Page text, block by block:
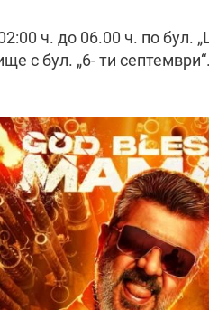
ч. до 06.00 ч. по бул.
с бул. „6- ти септември“.